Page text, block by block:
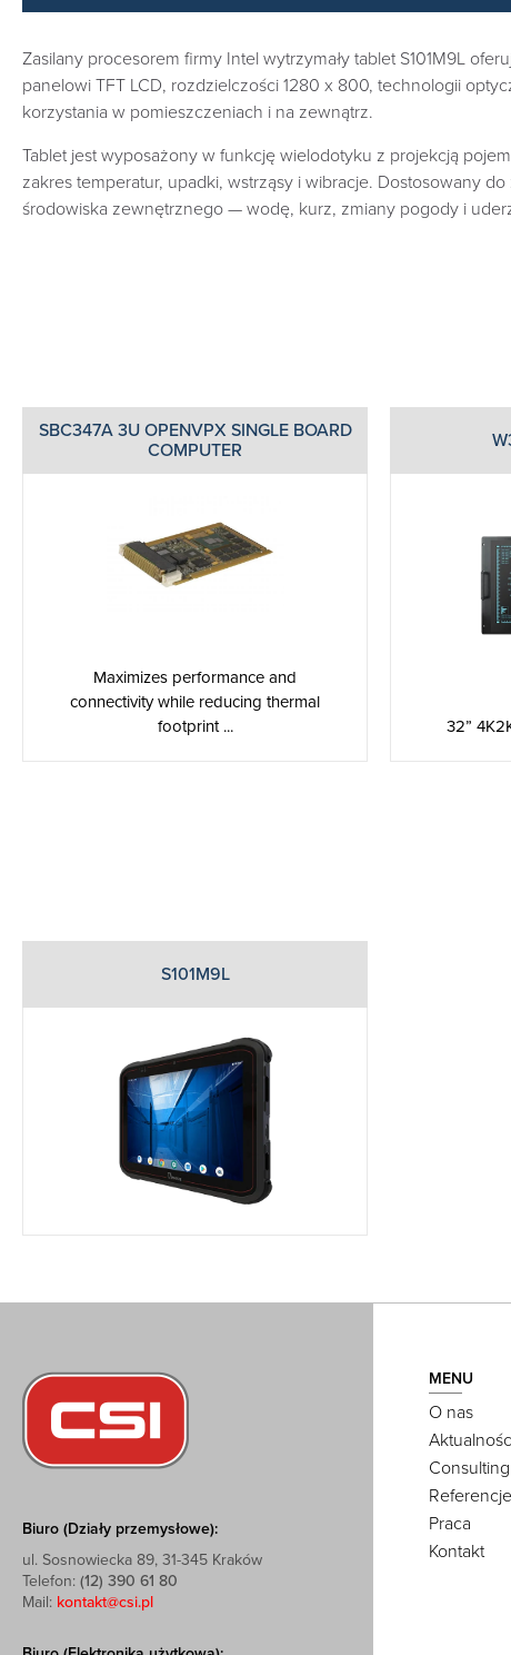
Zasilany procesorem firmy Intel wytrzymały tablet S101M9L
panelowi TFT LCD, rozdzielczości 1280 x 800, technologii
korzystania w pomieszczeniach i na zewnątrz.
Tablet jest wyposażony w funkcję wielodotyku z projekcją
zakres temperatur, upadki, wstrząsy i wibracje. Dostosowany
środowiska zewnętrznego — wodę, kurz, zmiany pogody i
SBC347A 3U OPENVPX SINGLE BOARD
COMPUTER
Maximizes performance and
connectivity while reducing thermal
footprint ...
32”
S101M9L
Biuro (Działy przemysłowe):
ul. Sosnowiecka 89, 31-345 Kraków
Telefon: (12) 390 61 80
Mail: kontakt@csi.pl
MENU
O nas
Referencje
Praca
Kontakt